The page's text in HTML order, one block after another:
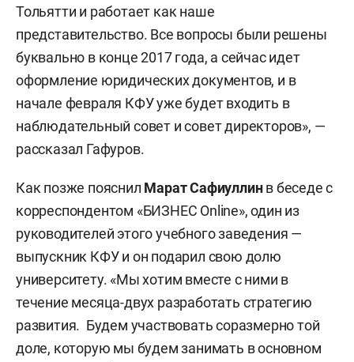
Тольятти и работает как наше
представительство. Все вопросы были решены
буквально в конце 2017 года, а сейчас идет
оформление юридических документов, и в
начале февраля КФУ уже будет входить в
наблюдательный совет и совет директоров», —
рассказал Гафуров.
Как позже пояснил Марат Сафиуллинв беседе с
корреспондентом «БИЗНЕС Online», один из
руководителей этого учебного заведения —
выпускник КФУ и он подарил свою долю
университету. «Мы хотим вместе с ними в
течение месяца-двух разработать стратегию
развития. Будем участвовать соразмерно той
доле, которую мы будем занимать в основном